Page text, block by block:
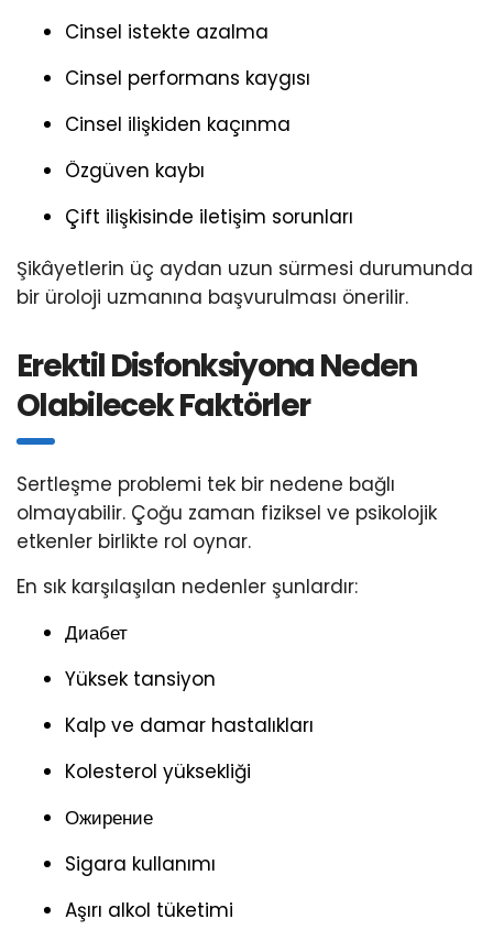
Cinsel istekte azalma
Cinsel performans kaygısı
Cinsel ilişkiden kaçınma
Özgüven kaybı
Çift ilişkisinde iletişim sorunları
Şikâyetlerin üç aydan uzun sürmesi durumunda
bir üroloji uzmanına başvurulması önerilir.
Erektil Disfonksiyona Neden
Olabilecek Faktörler
Sertleşme problemi tek bir nedene bağlı
olmayabilir. Çoğu zaman fiziksel ve psikolojik
etkenler birlikte rol oynar.
En sık karşılaşılan nedenler şunlardır:
Диабет
Yüksek tansiyon
Kalp ve damar hastalıkları
Kolesterol yüksekliği
Ожирение
Sigara kullanımı
Aşırı alkol tüketimi